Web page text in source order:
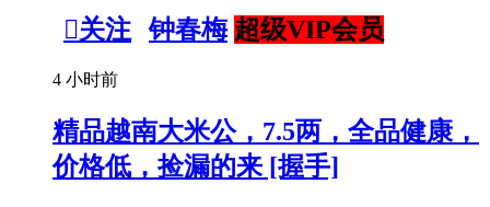
关注 钟春梅 超级VIP会员
4 小时前
精品越南大米公，7.5两，全品健康，
价格低，捡漏的来 [握手]